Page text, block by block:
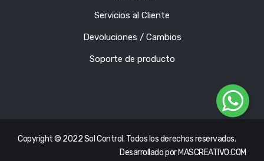
Servicios al Cliente
Devoluciones / Cambios
Soporte de producto
Copyright © 2022 Sol Control. Todos los derechos reservados.
Desarrollado por MASCREATIVO.COM